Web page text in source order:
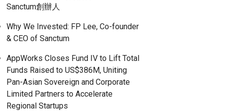
Sanctum創辦人
Why We Invested: FP Lee, Co-founder
& CEO of Sanctum
AppWorks Closes Fund IV to Lift Total
Funds Raised to US$386M, Uniting
Pan-Asian Sovereign and Corporate
Limited Partners to Accelerate
Regional Startups